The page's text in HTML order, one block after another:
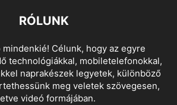
RÓLUNK
Célunk, hogy az egyre
technológiákkal, mobiletelefonokkal,
naprakészek legyetek, különböző
meg veletek szövegesen,
videó formájában.